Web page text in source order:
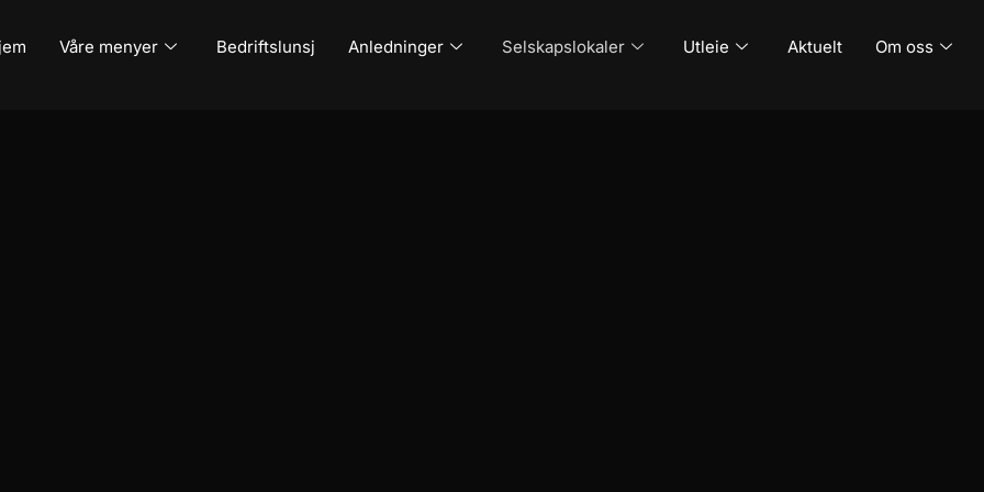
Våre menyer Bedriftslunsj Anledninger Selskapslokaler Utleie Aktuelt Om oss